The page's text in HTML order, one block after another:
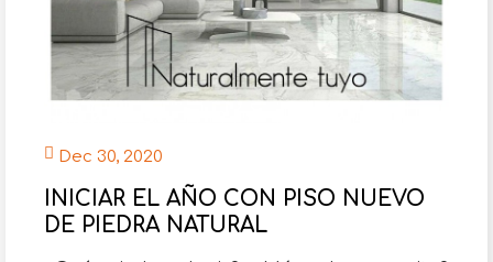
Dec 30, 2020
INICIAR EL AÑO CON PISO NUEVO
DE PIEDRA NATURAL